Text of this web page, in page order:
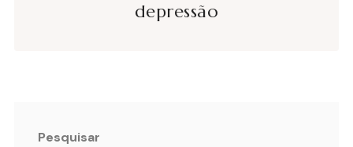
depressão
Pesquisar